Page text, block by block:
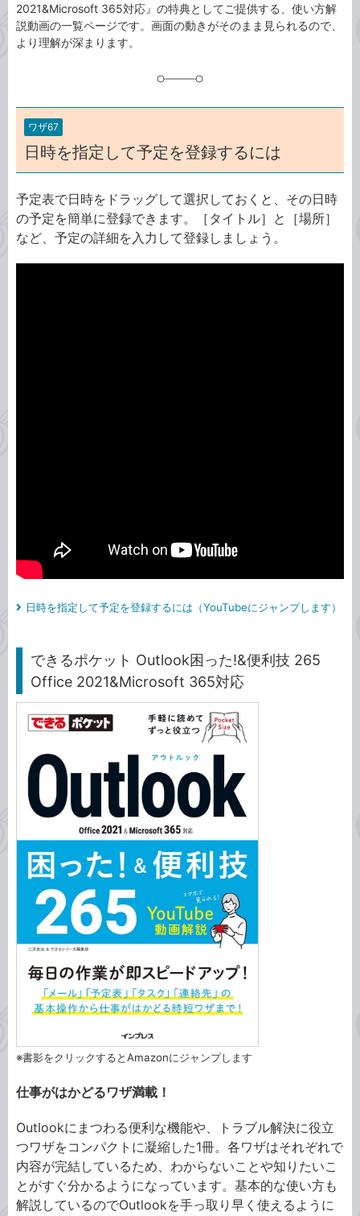
2021&Microsoft 365対応』の特典としてご提供する、使い方解
説動画の一覧ページです。画面の動きがそのまま見られるので、
より理解が深まります。
ワザ67
日時を指定して予定を登録するには
予定表で日時をドラッグして選択しておくと、その日時
の予定を簡単に登録できます。［タイトル］と［場所］
など、予定の詳細を入力して登録しましょう。
日時を指定して予定を登録するには（YouTubeにジャンプします）
できるポケット Outlook困った!&便利技 265
Office 2021&Microsoft 365対応
※書影をクリックするとAmazonにジャンプします
仕事がはかどるワザ満載！
Outlookにまつわる便利な機能や、トラブル解決に役立
つワザをコンパクトに凝縮した1冊。各ワザはそれぞれで
内容が完結しているため、わからないことや知りたいこ
とがすぐ分かるようになっています。基本的な使い方も
解説しているのでOutlookを手っ取り早く使えるように